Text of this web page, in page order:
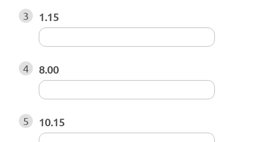
3 1.15
4 8.00
5 10.15